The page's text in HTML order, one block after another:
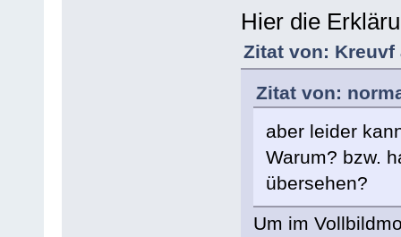
Hier die
Zitat von: Kreuvf
Zitat von:
aber leider
Warum? bzw.
übersehen?
Um im